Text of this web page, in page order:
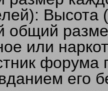
Высота
общий
или
форума
его